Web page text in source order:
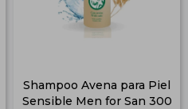
Shampoo Avena para Piel
Sensible Men for San 300